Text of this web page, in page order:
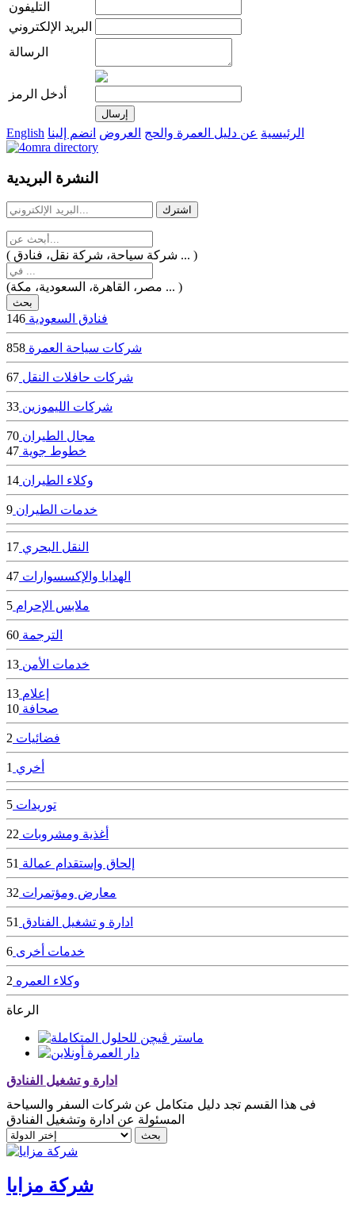
التليفون
البريد الإلكتروني
الرسالة
أدخل الرمز
live
casinos
online
livedealercasino.online
English الرئيسية عن دليل العمرة والحج العروض انضم إلينا
النشرة البريدية
( شركة سياحة، شركة نقل، فنادق ... )
(مصر، القاهرة، السعودية، مكة ... )
فنادق السعودية 146
شركات سياحة العمرة 858
شركات حافلات النقل 67
شركات الليموزين 33
مجال الطيران 70
خطوط جوية 47
وكلاء الطيران 14
خدمات الطيران 9
النقل البحري 17
الهدايا والإكسسوارات 47
ملابس الإحرام 5
الترجمة 60
خدمات الأمن 13
إعلام 13
صحافة 10
فضائيات 2
أخري 1
توريدات 5
أغذية ومشروبات 22
إلحاق وإستقدام عمالة 51
معارض ومؤتمرات 32
ادارة و تشغيل الفنادق 51
خدمات أخرى 6
وكلاء العمره 2
الرعاة
ادارة و تشغيل الفنادق
فى هذا القسم تجد دليل متكامل عن شركات السفر والسياحة
المسئولة عن ادارة وتشغيل الفنادق
شركة مزايا